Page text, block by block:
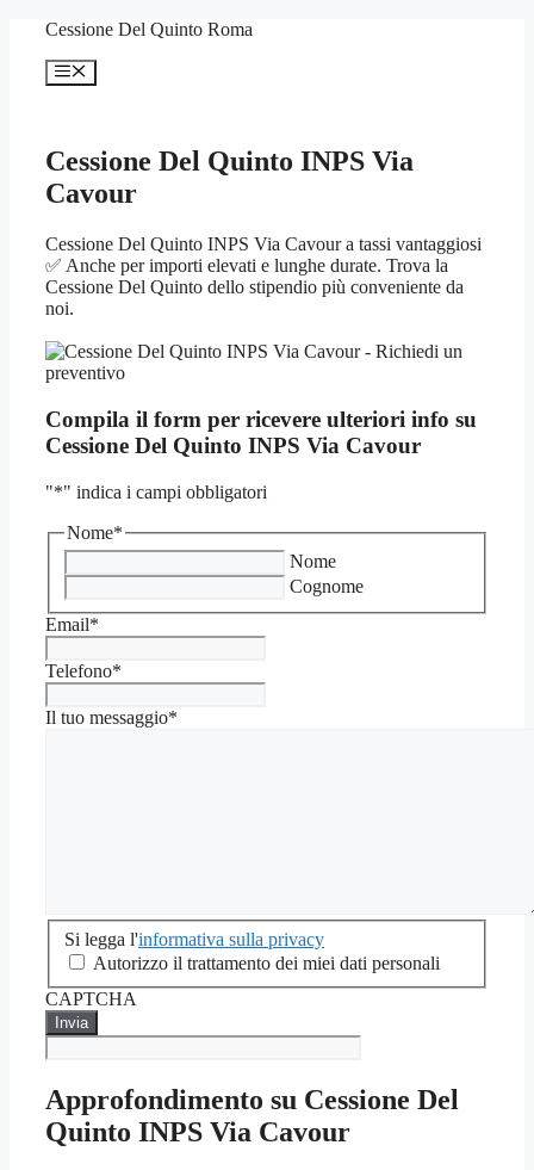
contenuto
Cessione Del Quinto Roma
Menu
Cessione Del Quinto INPS Via
Cavour
Cessione Del Quinto INPS Via Cavour a tassi vantaggiosi
✅ Anche per importi elevati e lunghe durate. Trova la
Cessione Del Quinto dello stipendio più conveniente da
noi.
Compila il form per ricevere ulteriori info su
Cessione Del Quinto INPS Via Cavour
"*" indica i campi obbligatori
Nome*
Nome
Cognome
Email*
Telefono*
Il tuo messaggio*
Si
legga
sulla
privacy
Si legga l'informativa sulla privacy
Autorizzo il trattamento dei miei dati personali
CAPTCHA
Approfondimento su Cessione Del
Quinto INPS Via Cavour